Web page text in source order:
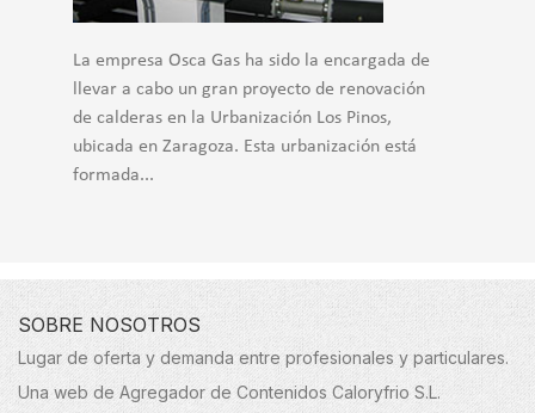
La empresa Osca Gas ha sido la encargada de
llevar a cabo un gran proyecto de renovación
de calderas en la Urbanización Los Pinos,
ubicada en Zaragoza. Esta urbanización está
formada...
SOBRE NOSOTROS
Lugar de oferta y demanda entre profesionales y particulares.
Una web de Agregador de Contenidos Caloryfrio S.L.